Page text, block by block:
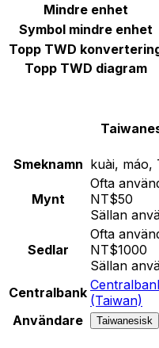
Mindre enhet
Symbol mindre enhet
Topp TWD
Topp TWD diagram
Smeknamn kuài, máo,
Mynt
Ofta
NT$50
Sällan
Sedlar
Ofta
NT$1000
Sällan
Centralbank (Taiwan)
Användare
Taiwanesisk